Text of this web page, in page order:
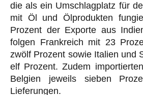
die als ein Umschlagplatz für
mit Öl und Ölprodukten
Prozent der Exporte aus
folgen Frankreich mit 23
zwölf Prozent sowie Italien und
elf Prozent. Zudem
Belgien jeweils sieben
Lieferungen.